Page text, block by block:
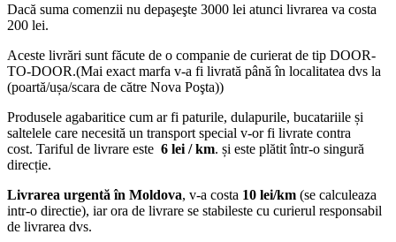
Dacă suma comenzii nu depaşeşte 3000 lei atunci livrarea va costa
200 lei.
Aceste livrări sunt făcute de o companie de curierat de tip DOOR-
TO-DOOR.(Mai exact marfa v-a fi livrată până în localitatea dvs la
(poartă/ușa/scara de către Nova Poşta))
Produsele agabaritice cum ar fi paturile, dulapurile, bucatariile și
saltelele care necesită un transport special v-or fi livrate contra
cost. Tariful de livrare este 6 lei / km. și este plătit într-o singură
direcție.
Livrarea urgentă în Moldova, v-a costa 10 lei/km (se calculeaza
intr-o directie), iar ora de livrare se stabileste cu curierul responsabil
de livrarea dvs.